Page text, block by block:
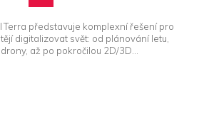
Terra představuje komplexní řešení pro
digitalizovat svět: od plánování letu,
až po pokročilou 2D/3D...